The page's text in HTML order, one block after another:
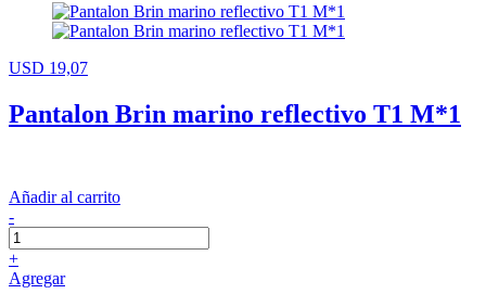
USD 19,07
Pantalon Brin marino reflectivo T1 M*1
Añadir al carrito
-
+
Agregar